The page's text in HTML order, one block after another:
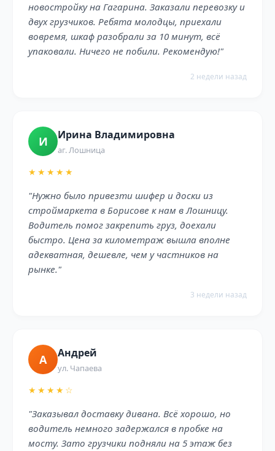
новостройку на Гагарина. Заказали перевозку и
двух грузчиков. Ребята молодцы, приехали
вовремя, шкаф разобрали за 10 минут, всё
упаковали. Ничего не побили. Рекомендую!"
2 недели назад
И Ирина Владимировна
аг. Лошница
★★★★★
"Нужно было привезти шифер и доски из
строймаркета в Борисове к нам в Лошницу.
Водитель помог закрепить груз, доехали
быстро. Цена за километраж вышла вполне
адекватная, дешевле, чем у частников на
рынке."
3 недели назад
А Андрей
ул. Чапаева
★★★★☆
"Заказывал доставку дивана. Всё хорошо, но
водитель немного задержался в пробке на
мосту. Зато грузчики подняли на 5 этаж без